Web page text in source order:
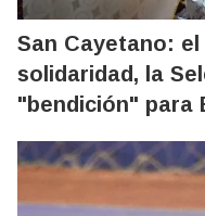
San Cayetano:
solidaridad, la
"bendición" para